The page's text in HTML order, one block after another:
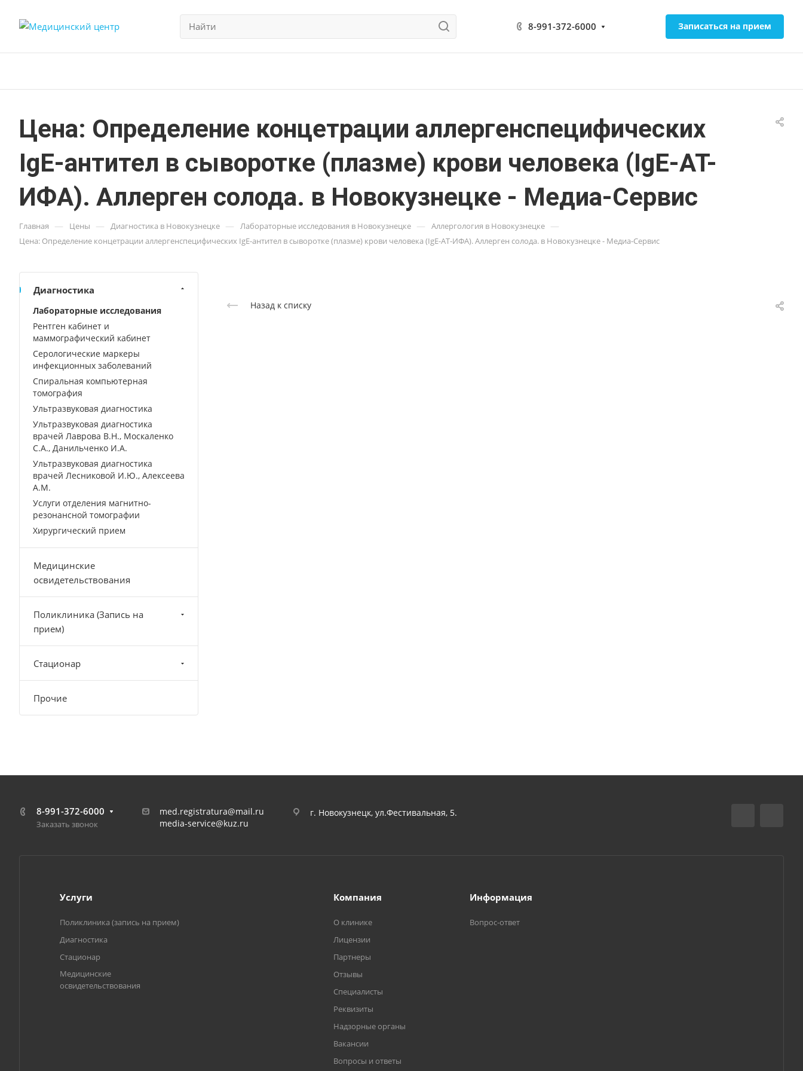
8-991-372-6000 Записаться на прием
Цена: Определение концетрации аллергенспецифических
IgE-антител в сыворотке (плазме) крови человека (IgE-АТ-
ИФА). Аллерген солода. в Новокузнецке - Медиа-Сервис
Главная — Цены — Диагностика в Новокузнецке — Лабораторные исследования в Новокузнецке — Аллергология в Новокузнецке —
Цена: Определение концетрации аллергенспецифических IgE-антител в сыворотке (плазме) крови человека (IgE-АТ-ИФА). Аллерген солода. в Новокузнецке - Медиа-Сервис
Назад к списку
Диагностика
Лабораторные исследования
Рентген кабинет и
маммографический кабинет
Серологические маркеры
инфекционных заболеваний
Спиральная компьютерная
томография
Ультразвуковая диагностика
Ультразвуковая диагностика
врачей Лаврова В.Н., Москаленко
С.А., Данильченко И.А.
Ультразвуковая диагностика
врачей Лесниковой И.Ю., Алексеева
А.М.
Услуги отделения магнитно-
резонансной томографии
Хирургический прием
Медицинские
освидетельствования
Поликлиника (Запись на
прием)
Стационар
Прочие
8-991-372-6000
Заказать звонок
med.registratura@mail.ru
media-service@kuz.ru
г. Новокузнецк, ул.Фестивальная, 5.
Услуги
Поликлиника (запись на прием)
Диагностика
Стационар
Медицинские
освидетельствования
Компания
О клинике
Лицензии
Партнеры
Отзывы
Специалисты
Реквизиты
Надзорные органы
Вакансии
Вопросы и ответы
Информация
Вопрос-ответ